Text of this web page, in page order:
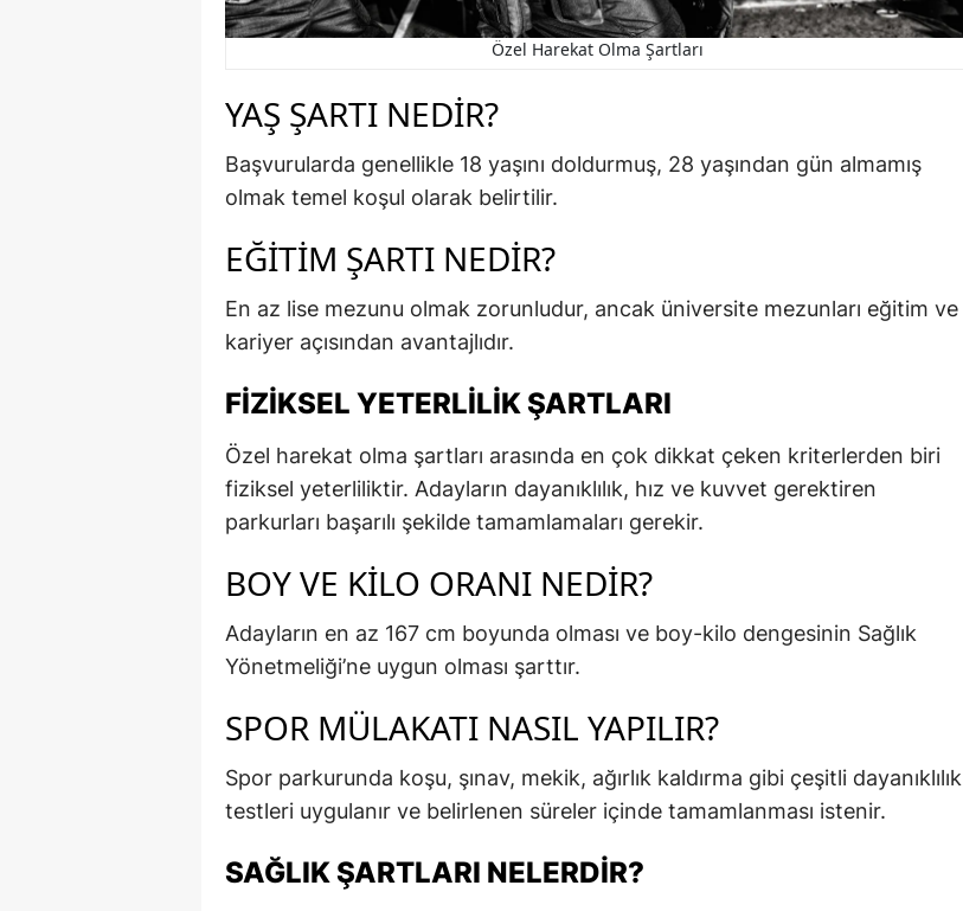
Özel Harekat Olma Şartları
YAŞ ŞARTI NEDIR?
Başvurularda genellikle 18 yaşını doldurmuş, 28 yaşından gün almamış
olmak temel koşul olarak belirtilir.
EĞITIM ŞARTI NEDIR?
En az lise mezunu olmak zorunludur, ancak üniversite mezunları eğitim ve
kariyer açısından avantajlıdır.
FIZIKSEL YETERLILIK ŞARTLARI
Özel harekat olma şartları arasında en çok dikkat çeken kriterlerden biri
fiziksel yeterliliktir. Adayların dayanıklılık, hız ve kuvvet gerektiren
parkurları başarılı şekilde tamamlamaları gerekir.
BOY VE KILO ORANI NEDIR?
Adayların en az 167 cm boyunda olması ve boy-kilo dengesinin Sağlık
Yönetmeliği’ne uygun olması şarttır.
SPOR MÜLAKATI NASIL YAPILIR?
Spor parkurunda koşu, şınav, mekik, ağırlık kaldırma gibi çeşitli dayanıklılık
testleri uygulanır ve belirlenen süreler içinde tamamlanması istenir.
SAĞLIK ŞARTLARI NELERDIR?